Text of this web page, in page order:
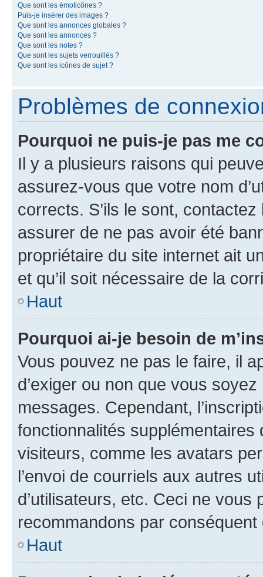
Que sont les émoticônes ?
Puis-je insérer des images ?
Que sont les annonces globales ?
Que sont les annonces ?
Que sont les notes ?
Que sont les sujets verrouillés ?
Que sont les icônes de sujet ?
Problèmes de
Pourquoi ne puis-je pas me
Il y a plusieurs raisons qui
assurez-vous que votre nom
corrects. S’ils le sont,
assurer de ne pas avoir été
propriétaire du site internet ait
et qu’il soit nécessaire de la
Haut
Pourquoi ai-je besoin de
Vous pouvez ne pas le faire, il
d’exiger ou non que vous
messages. Cependant,
fonctionnalités
visiteurs, comme les avatars
l’envoi de courriels aux autres
d’utilisateurs, etc. Ceci ne vous
recommandons par conséquent
Haut